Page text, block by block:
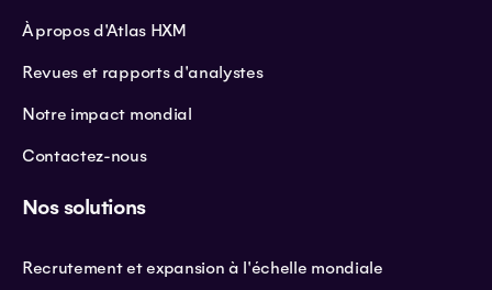
À propos d'Atlas HXM
Revues et rapports d'analystes
Notre impact mondial
Contactez-nous
Nos solutions
Recrutement et expansion à l'échelle mondiale